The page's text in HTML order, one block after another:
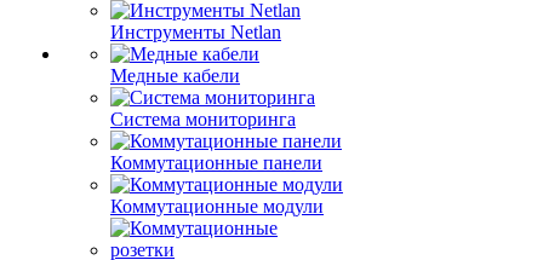
Инструменты Netlan
Медные кабели
Система мониторинга
Коммутационные панели
Коммутационные модули